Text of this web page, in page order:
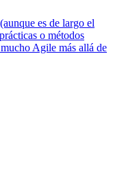
es de largo el
o métodos
Agile más allá de